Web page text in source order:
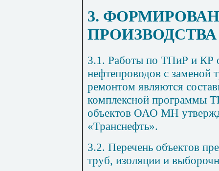
3.
ПРОИЗВОДСТВА
3.1. Работы по ТПиР и КР
нефтепроводов с
ремонтом являются
комплексной программы
объектов ОАО МН
«Транснефть».
3.2. Перечень объектов
труб, изоляции и